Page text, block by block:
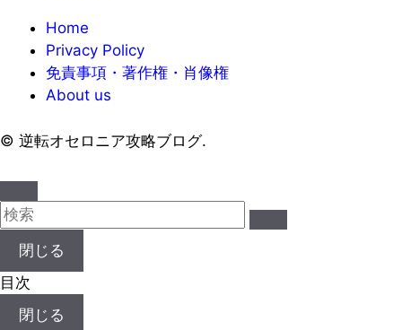
Home
Privacy Policy
免責事項・著作権・肖像権
About us
© 逆転オセロニア攻略ブログ.
閉じる
目次
閉じる